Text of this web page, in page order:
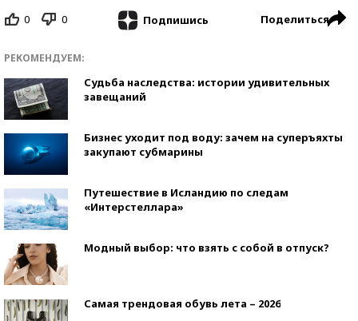
0 0 Подпишись Поделиться
РЕКОМЕНДУЕМ:
Судьба наследства: истории удивительных
завещаний
Бизнес уходит под воду: зачем на суперъяхты
закупают субмарины
Путешествие в Исландию по следам
«Интерстеллара»
Модный выбор: что взять с собой в отпуск?
Самая трендовая обувь лета – 2026